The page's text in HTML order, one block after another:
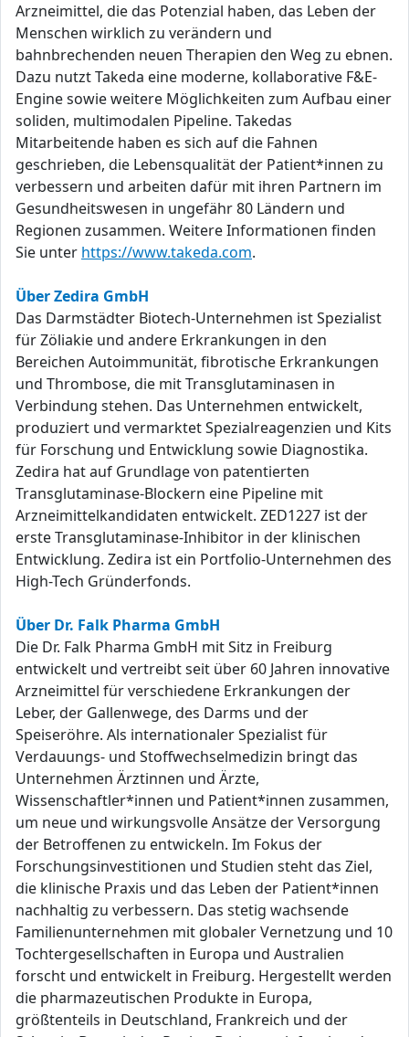
Arzneimittel, die das Potenzial haben, das Leben der
Menschen wirklich zu verändern und
bahnbrechenden neuen Therapien den Weg zu ebnen.
Dazu nutzt Takeda eine moderne, kollaborative F&E-
Engine sowie weitere Möglichkeiten zum Aufbau einer
soliden, multimodalen Pipeline. Takedas
Mitarbeitende haben es sich auf die Fahnen
geschrieben, die Lebensqualität der Patient*innen zu
verbessern und arbeiten dafür mit ihren Partnern im
Gesundheitswesen in ungefähr 80 Ländern und
Regionen zusammen. Weitere Informationen finden
Sie unter https://www.takeda.com.
Über Zedira GmbH
Das Darmstädter Biotech-Unternehmen ist Spezialist
für Zöliakie und andere Erkrankungen in den
Bereichen Autoimmunität, fibrotische Erkrankungen
und Thrombose, die mit Transglutaminasen in
Verbindung stehen. Das Unternehmen entwickelt,
produziert und vermarktet Spezialreagenzien und Kits
für Forschung und Entwicklung sowie Diagnostika.
Zedira hat auf Grundlage von patentierten
Transglutaminase-Blockern eine Pipeline mit
Arzneimittelkandidaten entwickelt. ZED1227 ist der
erste Transglutaminase-Inhibitor in der klinischen
Entwicklung. Zedira ist ein Portfolio-Unternehmen des
High-Tech Gründerfonds.
Über Dr. Falk Pharma GmbH
Die Dr. Falk Pharma GmbH mit Sitz in Freiburg
entwickelt und vertreibt seit über 60 Jahren innovative
Arzneimittel für verschiedene Erkrankungen der
Leber, der Gallenwege, des Darms und der
Speiseröhre. Als internationaler Spezialist für
Verdauungs- und Stoffwechselmedizin bringt das
Unternehmen Ärztinnen und Ärzte,
Wissenschaftler*innen und Patient*innen zusammen,
um neue und wirkungsvolle Ansätze der Versorgung
der Betroffenen zu entwickeln. Im Fokus der
Forschungsinvestitionen und Studien steht das Ziel,
die klinische Praxis und das Leben der Patient*innen
nachhaltig zu verbessern. Das stetig wachsende
Familienunternehmen mit globaler Vernetzung und 10
Tochtergesellschaften in Europa und Australien
forscht und entwickelt in Freiburg. Hergestellt werden
die pharmazeutischen Produkte in Europa,
größtenteils in Deutschland, Frankreich und der